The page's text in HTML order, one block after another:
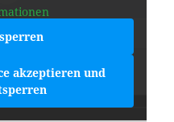
akzeptieren und